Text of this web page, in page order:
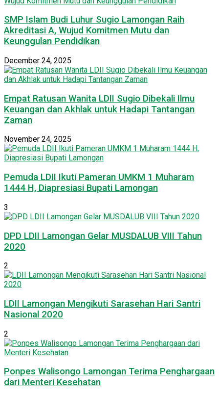
SMP Islam Budi Luhur Sugio Lamongan Raih
Akreditasi A, Wujud Komitmen Mutu dan
Keunggulan Pendidikan
December 24, 2025
Empat Ratusan Wanita LDII Sugio Dibekali Ilmu
Keuangan dan Akhlak untuk Hadapi Tantangan
Zaman
November 24, 2025
Pemuda LDII Ikuti Pameran UMKM 1 Muharam
1444 H, Diapresiasi Bupati Lamongan
3
DPD LDII Lamongan Gelar MUSDALUB VIII Tahun
2020
2
LDII Lamongan Mengikuti Sarasehan Hari Santri
Nasional 2020
2
Ponpes Walisongo Lamongan Terima Penghargaan
dari Menteri Kesehatan